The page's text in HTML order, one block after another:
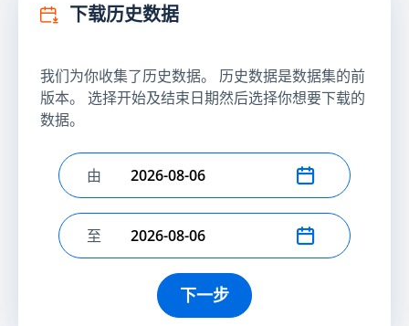
下载历史数据
我们为你收集了历史数据。 历史数据是数据集的前
版本。 选择开始及结束日期然后选择你想要下载的
数据。
选择开始日期
由
选择结束日期
至
下一步